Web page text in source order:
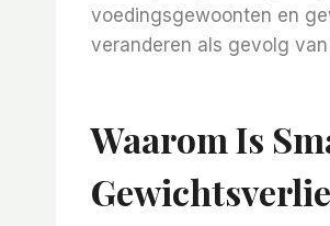
voedingsgewoonten en
veranderen als gevolg
Waarom Is